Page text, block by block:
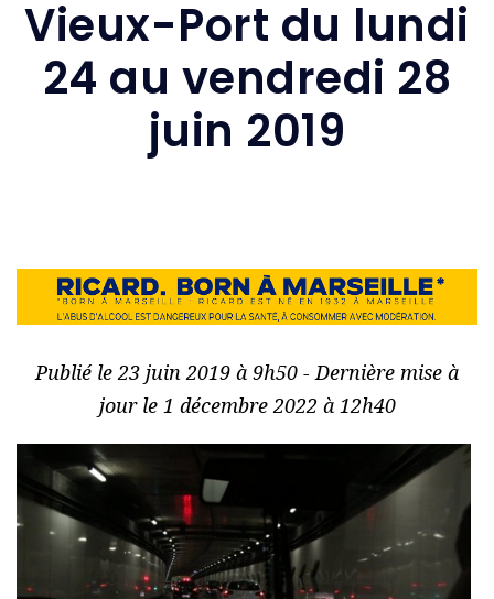
Vieux-Port du lundi
24 au vendredi 28
juin 2019
Publié le 23 juin 2019 à 9h50 - Dernière mise à
jour le 1 décembre 2022 à 12h40